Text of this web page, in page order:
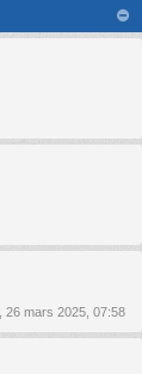
, 26 mars 2025, 07:58